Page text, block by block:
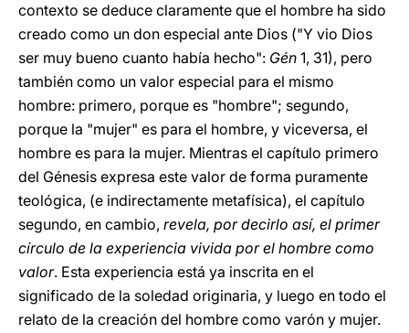
contexto se deduce claramente que el hombre ha sido
creado como un don especial ante Dios ("Y vio Dios
ser muy bueno cuanto había hecho": Gén 1, 31), pero
también como un valor especial para el mismo
hombre: primero, porque es "hombre"; segundo,
porque la "mujer" es para el hombre, y viceversa, el
hombre es para la mujer. Mientras el capítulo primero
del Génesis expresa este valor de forma puramente
teológica, (e indirectamente metafísica), el capítulo
segundo, en cambio, revela, por decirlo así, el primer
círculo de la experiencia vivida por el hombre como
valor. Esta experiencia está ya inscrita en el
significado de la soledad originaria, y luego en todo el
relato de la creación del hombre como varón y mujer.